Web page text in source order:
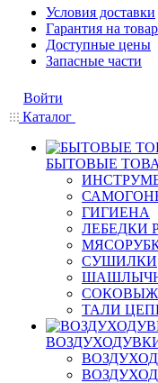
Условия доставки
Гарантия на товар
Доступные цены
Запасные части
Войти
Каталог
БЫТОВЫЕ
ГИГИЕНА
ЛЕБЕДКИ
СУШИЛКИ
ТАЛИ